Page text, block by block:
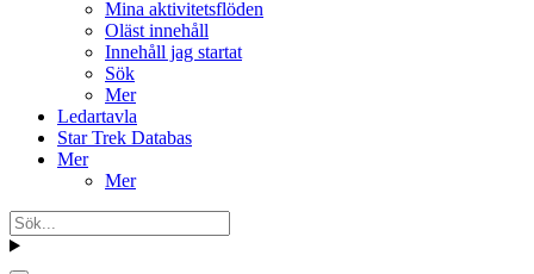
Mina aktivitetsflöden
Oläst innehåll
Innehåll jag startat
Sök
Mer
Ledartavla
Star Trek Databas
Mer
Mer